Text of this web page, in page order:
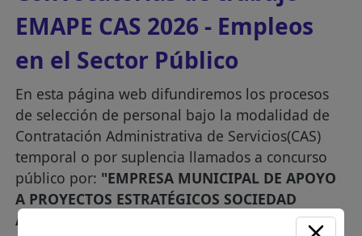
EMAPE CAS 2026 - Empleos
en el Sector Público
En esta página web difundiremos los procesos
de selección de personal bajo la modalidad de
Contratación Administrativa de Servicios(CAS)
temporal o por suplencia llamados a concurso
público por: "EMPRESA MUNICIPAL DE APOYO
A PROYECTOS ESTRATÉGICOS SOCIEDAD
ANONIMA - EMAPE S.A."